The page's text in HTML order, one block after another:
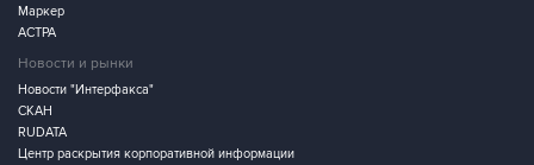
Маркер
АСТРА
Новости и рынки
Новости "Интерфакса"
СКАН
RUDATA
Центр раскрытия корпоративной информации